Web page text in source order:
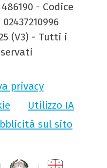
- Codice
(V3) - Tutti i
privacy
Utilizzo IA
sul sito